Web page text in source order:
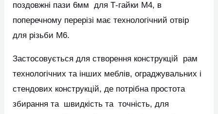
поздовжні пази 6мм для Т-гайки М4, в
поперечному перерізі має технологічний отвір
для різьби М6.
Застосовується для створення конструкцій рам
технологічних та інших меблів, ограджувальних і
стендових конструкцій, де потрібна простота
збирання та швидкість та точність, для